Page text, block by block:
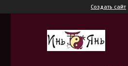
Создать сайт